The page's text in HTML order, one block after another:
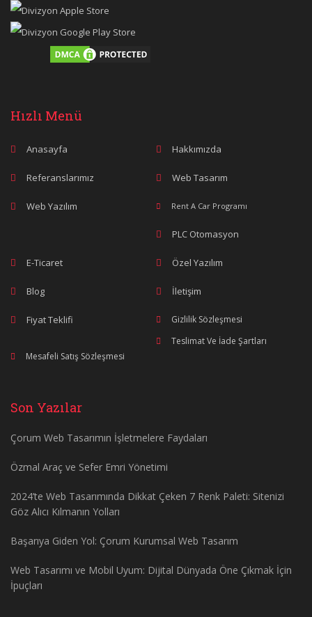
Hızlı Menü
Anasayfa Hakkımızda
Referanslarımız Web Tasarım
Web Yazılım Rent A Car Programı
PLC Otomasyon
E-Ticaret Özel Yazılım
Blog İletişim
Fiyat Teklifi
Gizlilik Sözleşmesi
Teslimat Ve İade Şartları
Mesafeli Satış Sözleşmesi
Son Yazılar
Çorum Web Tasarımın İşletmelere Faydaları
Özmal Araç ve Sefer Emri Yönetimi
2024’te Web Tasarımında Dikkat Çeken 7 Renk Paleti: Sitenizi
Göz Alıcı Kılmanın Yolları
Başarıya Giden Yol: Çorum Kurumsal Web Tasarım
Web Tasarımı ve Mobil Uyum: Dijital Dünyada Öne Çıkmak İçin
İpuçları